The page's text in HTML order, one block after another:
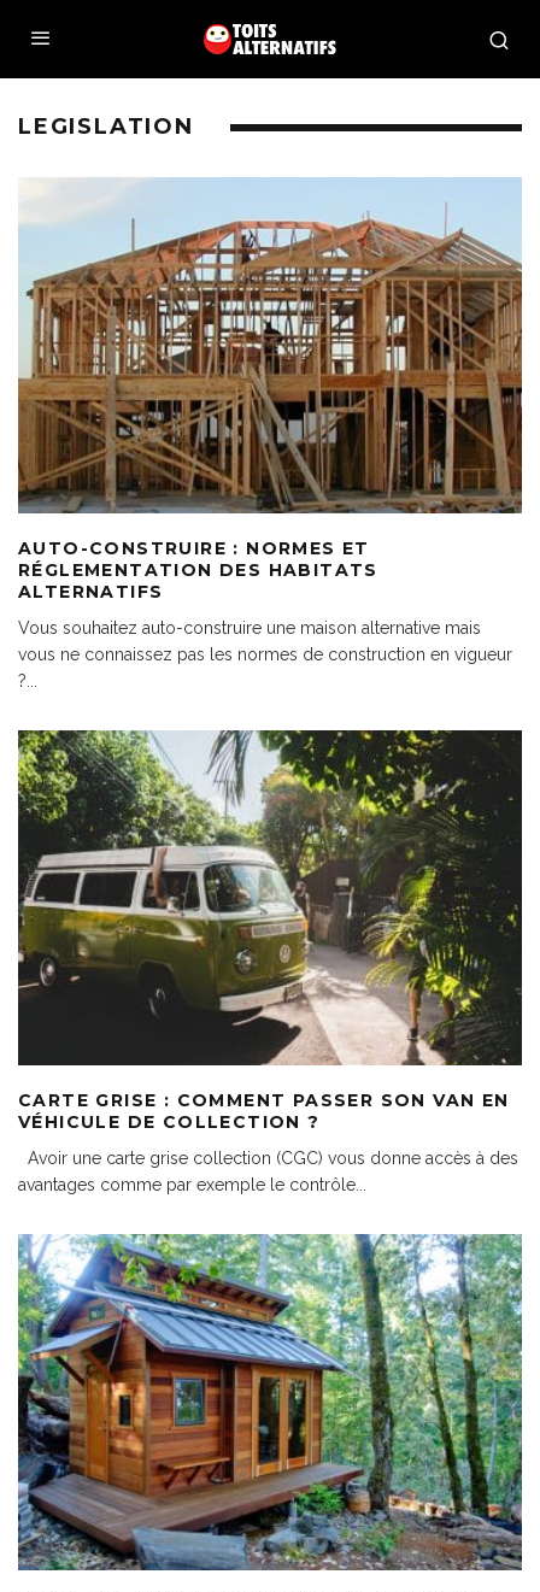
LEGISLATION
AUTO-CONSTRUIRE : NORMES ET
RÉGLEMENTATION DES HABITATS
ALTERNATIFS
Vous souhaitez auto-construire une maison alternative mais
vous ne connaissez pas les normes de construction en vigueur
?
CARTE GRISE : COMMENT PASSER SON VAN EN
VÉHICULE DE COLLECTION ?
Avoir une carte grise collection (CGC) vous donne accès à des
avantages comme par exemple le contrôle...